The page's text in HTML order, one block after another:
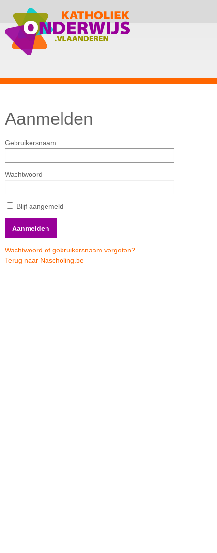
Aanmelden
Gebruikersnaam
Wachtwoord
Blijf aangemeld
Wachtwoord of gebruikersnaam vergeten?
Terug naar Nascholing.be